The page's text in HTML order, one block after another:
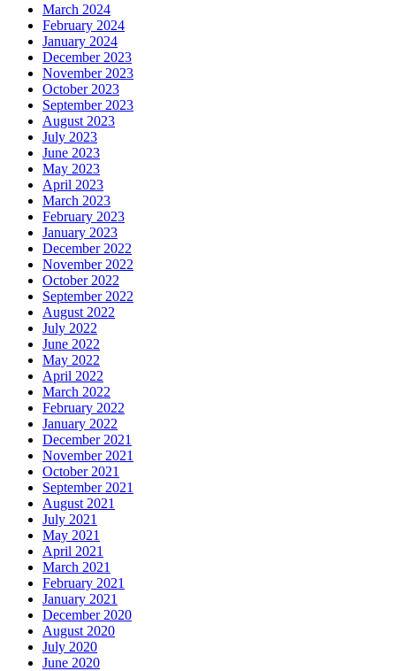
March 2024
February 2024
January 2024
December 2023
November 2023
October 2023
September 2023
August 2023
July 2023
June 2023
May 2023
April 2023
March 2023
February 2023
January 2023
December 2022
November 2022
October 2022
September 2022
August 2022
July 2022
June 2022
May 2022
April 2022
March 2022
February 2022
January 2022
December 2021
November 2021
October 2021
September 2021
August 2021
July 2021
May 2021
April 2021
March 2021
February 2021
January 2021
December 2020
August 2020
July 2020
June 2020